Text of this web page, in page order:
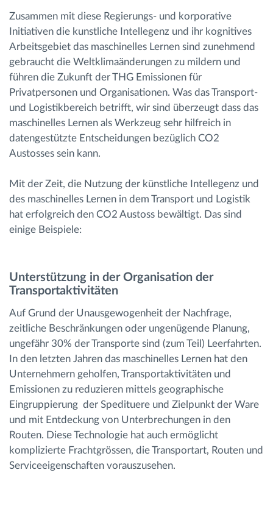
Zusammen mit diese Regierungs- und korporative
Initiativen die kunstliche Intellegenz und ihr kognitives
Arbeitsgebiet das maschinelles Lernen sind zunehmend
gebraucht die Weltklimaänderungen zu mildern und
führen die Zukunft der THG Emissionen für
Privatpersonen und Organisationen. Was das Transport-
und Logistikbereich betrifft, wir sind überzeugt dass das
maschinelles Lernen als Werkzeug sehr hilfreich in
datengestützte Entscheidungen bezüglich CO2
Austosses sein kann.
Mit der Zeit, die Nutzung der künstliche Intellegenz und
des maschinelles Lernen in dem Transport und Logistik
hat erfolgreich den CO2 Austoss bewältigt. Das sind
einige Beispiele:
Unterstützung in der Organisation der
Transportaktivitäten
Auf Grund der Unausgewogenheit der Nachfrage,
zeitliche Beschränkungen oder ungenügende Planung,
ungefähr 30% der Transporte sind (zum Teil) Leerfahrten.
In den letzten Jahren das maschinelles Lernen hat den
Unternehmern geholfen, Transportaktivitäten und
Emissionen zu reduzieren mittels geographische
Eingruppierung der Spedituere und Zielpunkt der Ware
und mit Entdeckung von Unterbrechungen in den
Routen. Diese Technologie hat auch ermöglicht
komplizierte Frachtgrössen, die Transportart, Routen und
Serviceeigenschaften vorauszusehen.